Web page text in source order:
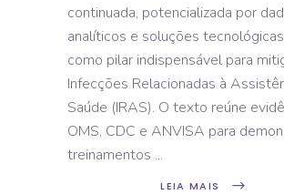
continuada, potencializada por
analíticos e soluções
como pilar indispensável para
Infecções Relacionadas à
Saúde (IRAS). O texto reúne
OMS, CDC e ANVISA para
treinamentos
LEIA MAIS